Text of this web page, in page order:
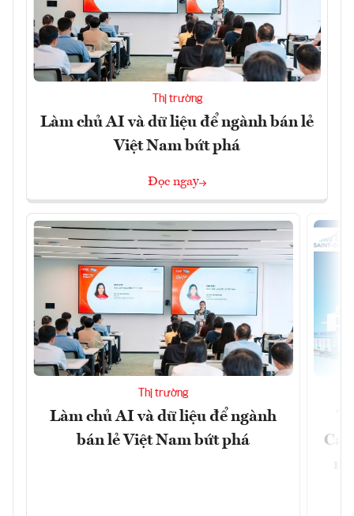
Thị trường
Làm chủ AI và dữ liệu để ngành bán lẻ
Việt Nam bứt phá
Đọc ngay
Thị trường
Làm chủ AI và dữ liệu để ngành
bán lẻ Việt Nam bứt phá